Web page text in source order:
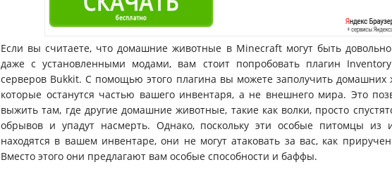
Если вы считаете, что домашние животные в Minecraft могут быть
даже с установленными модами, вам стоит попробовать плагин
серверов Bukkit. С помощью этого плагина вы можете заполучить домашних
которые останутся частью вашего инвентаря, а не внешнего мира. Это
выжить там, где другие домашние животные, такие как волки, просто
обрывов и упадут насмерть. Однако, поскольку эти особые питомцы из
находятся в вашем инвентаре, они не могут атаковать за вас, как
Вместо этого они предлагают вам особые способности и баффы.